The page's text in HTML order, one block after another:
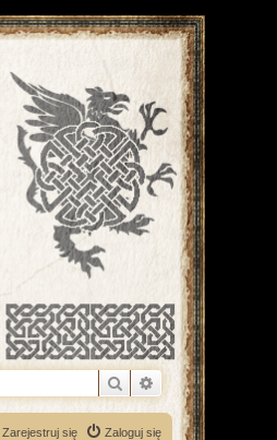
Szukaj Wyszukiwanie
Zaloguj się
Zarejestruj się